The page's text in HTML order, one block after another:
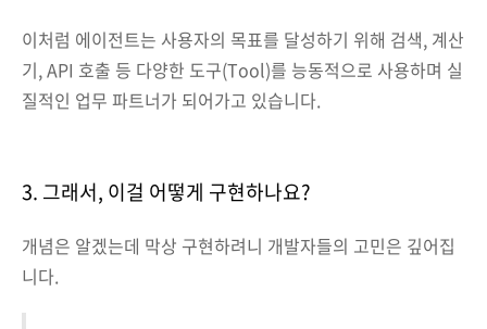
이처럼 에이전트는 사용자의 목표를 달성하기 위해 검색, 계산
기, API 호출 등 다양한 도구(Tool)를 능동적으로 사용하며 실
질적인 업무 파트너가 되어가고 있습니다.
3. 그래서, 이걸 어떻게 구현하나요?
개념은 알겠는데 막상 구현하려니 개발자들의 고민은 깊어집
니다.